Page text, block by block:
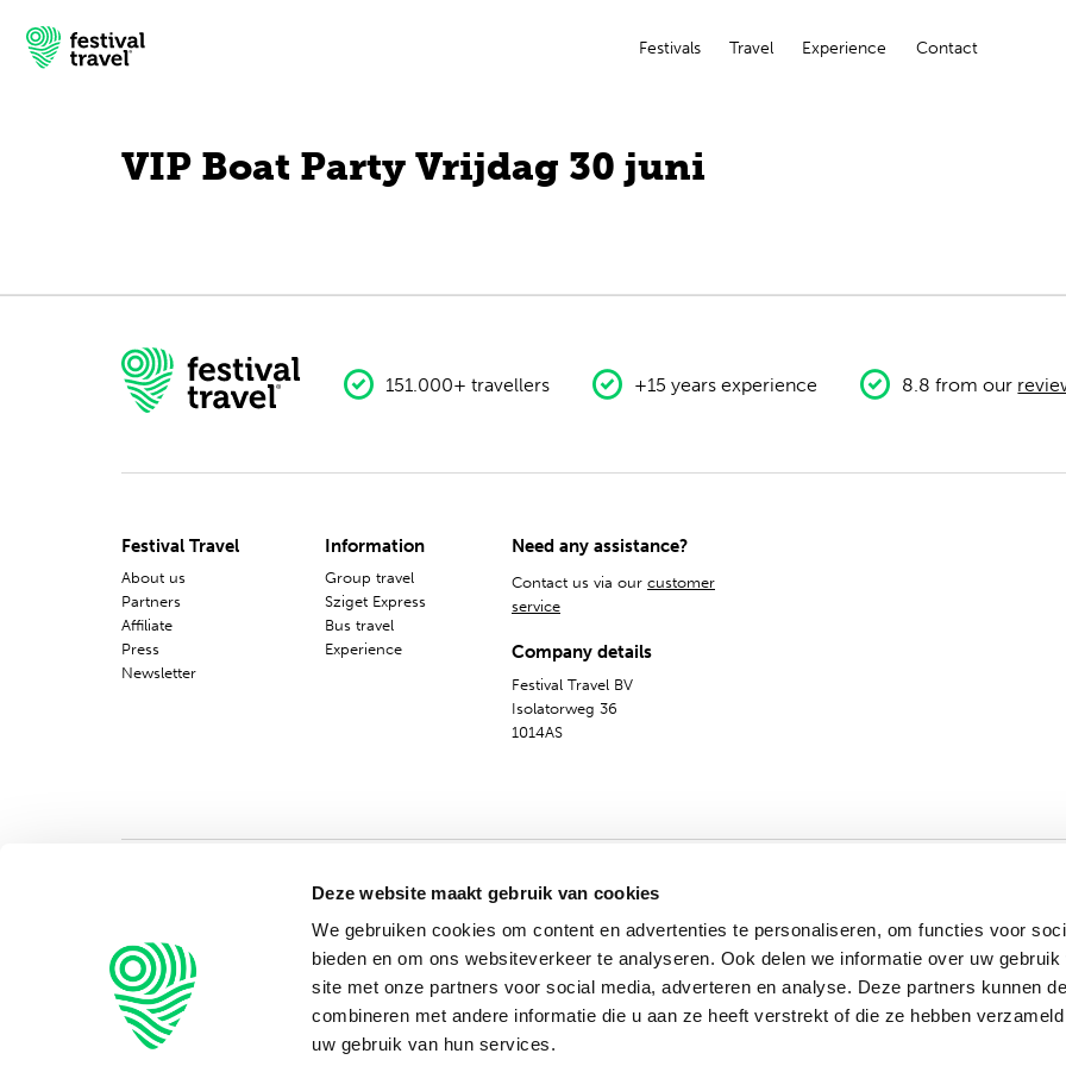
Deze website maakt gebruik van cookies
We gebruiken cookies om content en advertenties te personaliseren, om functies voor
bieden en om ons websiteverkeer te analyseren. Ook delen we informatie over uw gebruik
site met onze partners voor social media, adverteren en analyse. Deze partners kunnen
combineren met andere informatie die u aan ze heeft verstrekt of die ze hebben
uw gebruik van hun services.
Festivals Travel Experience Contact
Contact
VIP Boat Party Vrijdag 30 juni
151.000+ travellers +15 years experience 8.8 from our
Festival Travel
About us
Partners
Affiliate
Press
Newsletter
Information
Group travel
Sziget Express
Bus travel
Experience
Need any assistance?
Contact us via our customer
service
Company details
Festival Travel BV
Isolatorweg 36
1014AS
General Terms English
© 2009 - 2024 - Festival Travel B.V.